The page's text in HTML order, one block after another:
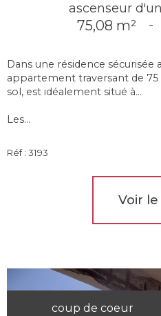
ascenseur
75,08 m² -
Dans une résidence sécurisée
appartement traversant de 75
sol, est idéalement situé à...
Les...
Réf : 3193
Voir
coup de coeur